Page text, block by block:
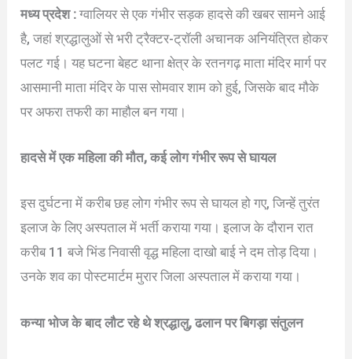
मध्य प्रदेश :ग्वालियर से एक गंभीर सड़क हादसे की खबर सामने आई
है, जहां श्रद्धालुओं से भरी ट्रैक्टर-ट्रॉली अचानक अनियंत्रित होकर
पलट गई। यह घटना बेहट थाना क्षेत्र के रतनगढ़ माता मंदिर मार्ग पर
आसमानी माता मंदिर के पास सोमवार शाम को हुई, जिसके बाद मौके
पर अफरा तफरी का माहौल बन गया।
हादसे में एक महिला की मौत, कई लोग गंभीर रूप से घायल
इस दुर्घटना में करीब छह लोग गंभीर रूप से घायल हो गए, जिन्हें तुरंत
इलाज के लिए अस्पताल में भर्ती कराया गया। इलाज के दौरान रात
करीब 11 बजे भिंड निवासी वृद्ध महिला दाखो बाई ने दम तोड़ दिया।
उनके शव का पोस्टमार्टम मुरार जिला अस्पताल में कराया गया।
कन्या भोज के बाद लौट रहे थे श्रद्धालु, ढलान पर बिगड़ा संतुलन